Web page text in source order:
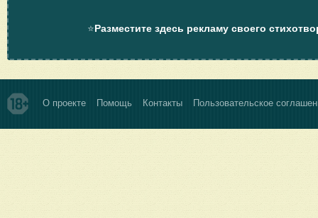
⭐Разместите здесь рекламу своего
О проекте Помощь Контакты Пользовательское